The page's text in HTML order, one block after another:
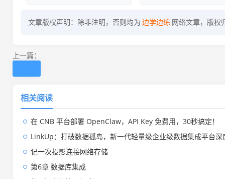
文章版权声明：除非注明，否则均为 边学边练 网络文章，版权
上一篇：
相关阅读
在 CNB 平台部署 OpenClaw，API Key 免费用，30秒搞定！
LinkUp：打破数据孤岛，新一代轻量级企业级数据集成平台深
记一次投影连接网络存储
第6章 数据库集成